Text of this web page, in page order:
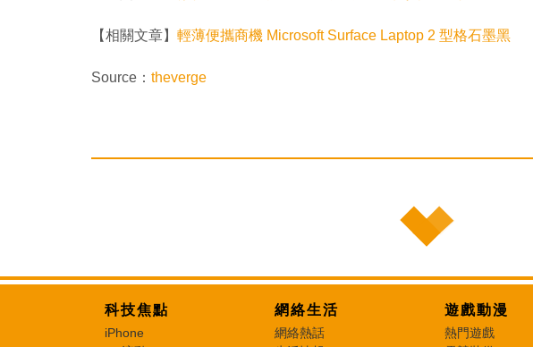
【相關文章】 輕薄便攜商機 Microsoft Surface Laptop 2 型格石墨黑
Source： theverge
科技焦點
iPhone
網絡生活
網絡熱話
遊戲動漫
熱門遊戲